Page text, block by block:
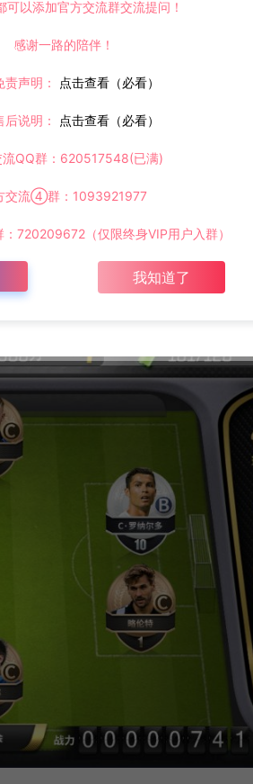
可以添加官方交流群交流提问！
感谢一路的陪伴！
责声明： 点击查看（必看）
后说明： 点击查看（必看）
流QQ群：620517548(已满)
交流④群：1093921977
720209672（仅限终身VIP用户入群）
我知道了